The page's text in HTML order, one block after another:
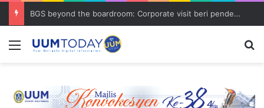
BGS beyond the boardroom: Corporate visit beri pendedahan dunia korporat kepada PELAJAR UUM
Menu